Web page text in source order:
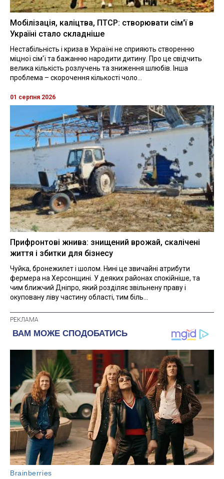
Мобілізація, каліцтва, ПТСР: створювати сім'ї в
Україні стало складніше
Нестабільність і криза в Україні не сприяють створенню
міцної сім'ї та бажанню народити дитину. Про це свідчить
велика кількість розлучень та зниження шлюбів. Інша
проблема – скорочення кількості чоло...
01 серпня 2026
Прифронтові жнива: знищений врожай, скалічені
життя і збитки для бізнесу
Чуйка, бронежилет і шолом. Нині це звичайні атрибути
фермера на Херсонщині. У деяких районах спокійніше, та
чим ближчий Дніпро, який розділяє звільнену праву і
окуповану ліву частину області, тим біль...